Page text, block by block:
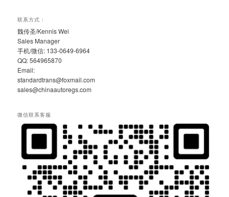
联系方式：
魏传圣/Kennis Wei
Sales Manager
手机/微信: 133-0649-6964
QQ: 564965870
Email:
standardtrans@foxmail.com
sales@chinaautoregs.com
微信联系客服